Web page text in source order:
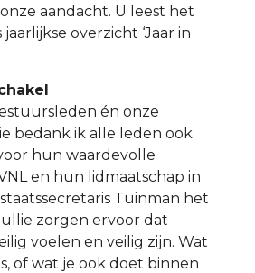
aandacht. U leest het
overzicht ‘Jaar in
én onze
bedank ik alle leden ook
hun waardevolle
en hun lidmaatschap in
Tuinman het
zorgen ervoor dat
voelen en veilig zijn. Wat
of wat je ook doet binnen